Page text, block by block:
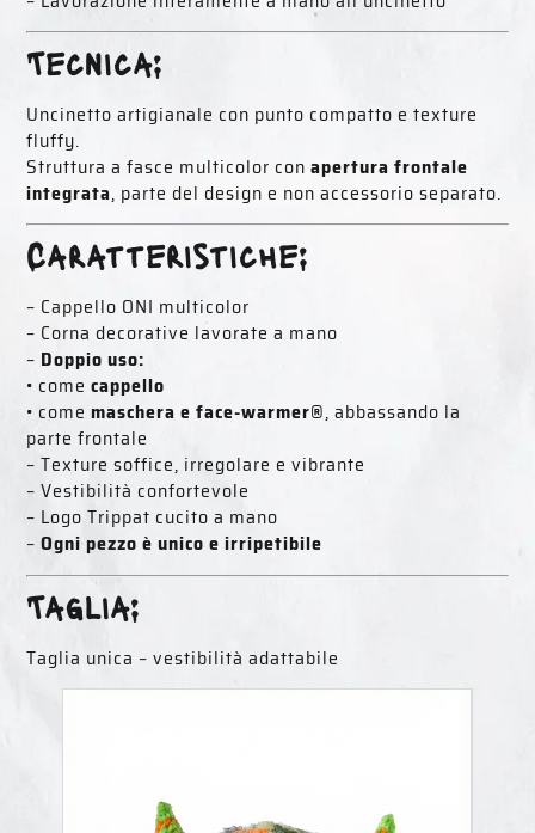
Tecnica:
Uncinetto artigianale con punto compatto e texture
fluffy.
Struttura a fasce multicolor conapertura frontale
integrata, parte del design e non accessorio separato.
Caratteristiche:
– Cappello ONI multicolor
– Corna decorative lavorate a mano
– Doppio uso:
• comecappello
• comemaschera e face-warmer®, abbassando la
parte frontale
– Texture soffice, irregolare e vibrante
– Vestibilità confortevole
– Logo Trippat cucito a mano
–Ogni pezzo è unico e irripetibile
Taglia:
Taglia unica – vestibilità adattabile